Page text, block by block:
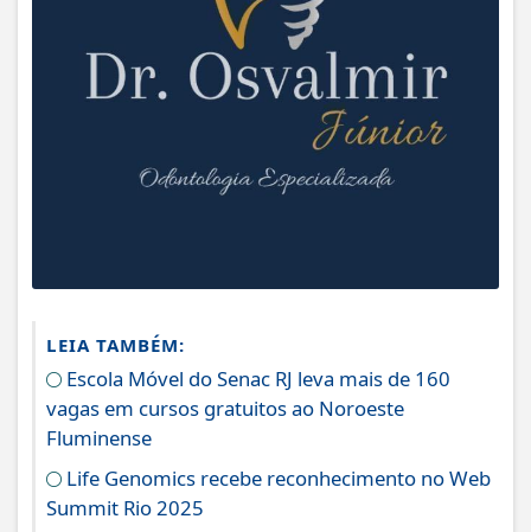
LEIA TAMBÉM:
Escola Móvel do Senac RJ leva mais de 160
vagas em cursos gratuitos ao Noroeste
Fluminense
Life Genomics recebe reconhecimento no Web
Summit Rio 2025